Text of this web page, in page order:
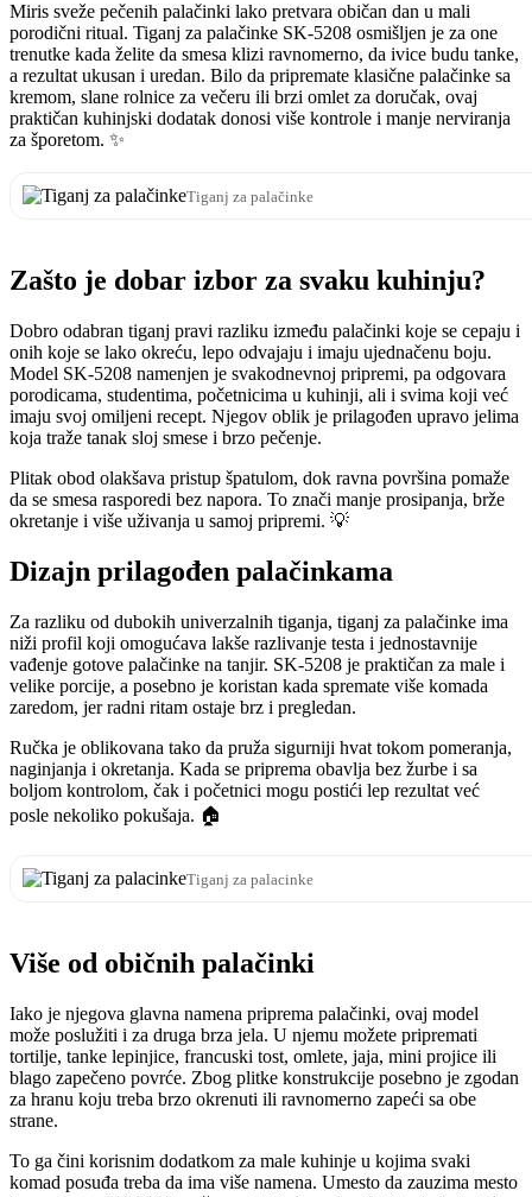
Miris sveže pečenih palačinki lako pretvara običan dan u mali
porodični ritual. Tiganj za palačinke SK-5208 osmišljen je za one
trenutke kada želite da smesa klizi ravnomerno, da ivice budu tanke,
a rezultat ukusan i uredan. Bilo da pripremate klasične palačinke sa
kremom, slane rolnice za večeru ili brzi omlet za doručak, ovaj
praktičan kuhinjski dodatak donosi više kontrole i manje nerviranja
za šporetom. ✨
Tiganj za palačinke
Zašto je dobar izbor za svaku kuhinju?
Dobro odabran tiganj pravi razliku između palačinki koje se cepaju i
onih koje se lako okreću, lepo odvajaju i imaju ujednačenu boju.
Model SK-5208 namenjen je svakodnevnoj pripremi, pa odgovara
porodicama, studentima, početnicima u kuhinji, ali i svima koji već
imaju svoj omiljeni recept. Njegov oblik je prilagođen upravo jelima
koja traže tanak sloj smese i brzo pečenje.
Plitak obod olakšava pristup špatulom, dok ravna površina pomaže
da se smesa rasporedi bez napora. To znači manje prosipanja, brže
okretanje i više uživanja u samoj pripremi. 💡
Dizajn prilagođen palačinkama
Za razliku od dubokih univerzalnih tiganja, tiganj za palačinke ima
niži profil koji omogućava lakše razlivanje testa i jednostavnije
vađenje gotove palačinke na tanjir. SK-5208 je praktičan za male i
velike porcije, a posebno je koristan kada spremate više komada
zaredom, jer radni ritam ostaje brz i pregledan.
Ručka je oblikovana tako da pruža sigurniji hvat tokom pomeranja,
naginjanja i okretanja. Kada se priprema obavlja bez žurbe i sa
boljom kontrolom, čak i početnici mogu postići lep rezultat već
posle nekoliko pokušaja. 🏠
Tiganj za palacinke
Više od običnih palačinki
Iako je njegova glavna namena priprema palačinki, ovaj model
može poslužiti i za druga brza jela. U njemu možete pripremati
tortilje, tanke lepinjice, francuski tost, omlete, jaja, mini projice ili
blago zapečeno povrće. Zbog plitke konstrukcije posebno je zgodan
za hranu koju treba brzo okrenuti ili ravnomerno zapeći sa obe
strane.
To ga čini korisnim dodatkom za male kuhinje u kojima svaki
komad posuđa treba da ima više namena. Umesto da zauzima mesto